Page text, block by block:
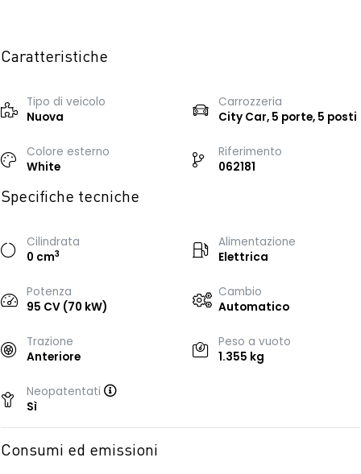
Caratteristiche
Tipo di veicolo
Nuova
Carrozzeria
City Car, 5 porte, 5 posti
Colore esterno
White
Riferimento
062181
Specifiche tecniche
Cilindrata
0 cm3
Alimentazione
Elettrica
Potenza
95 CV (70 kW)
Cambio
Automatico
Trazione
Anteriore
Peso a vuoto
1.355 kg
Neopatentati
Sì
Consumi ed emissioni